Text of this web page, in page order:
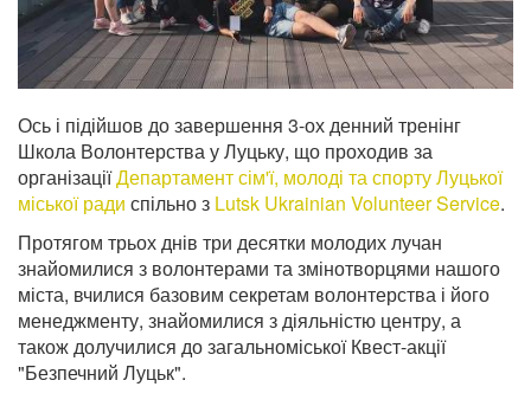
Ось і підійшов до завершення 3-ох денний тренінг
Школа Волонтерства у Луцьку, що проходив за
організаціїДепартамент сім'ї, молоді та спорту Луцької
міської ради спільно з Lutsk Ukrainian Volunteer Service.
Протягом трьох днів три десятки молодих лучан
знайомилися з волонтерами та змінотворцями нашого
міста, вчилися базовим секретам волонтерства і його
менеджменту, знайомилися з діяльністю центру, а
також долучилися до загальноміської Квест-акції
"Безпечний Луцьк".